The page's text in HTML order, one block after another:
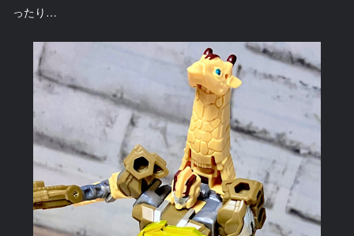
ったり…